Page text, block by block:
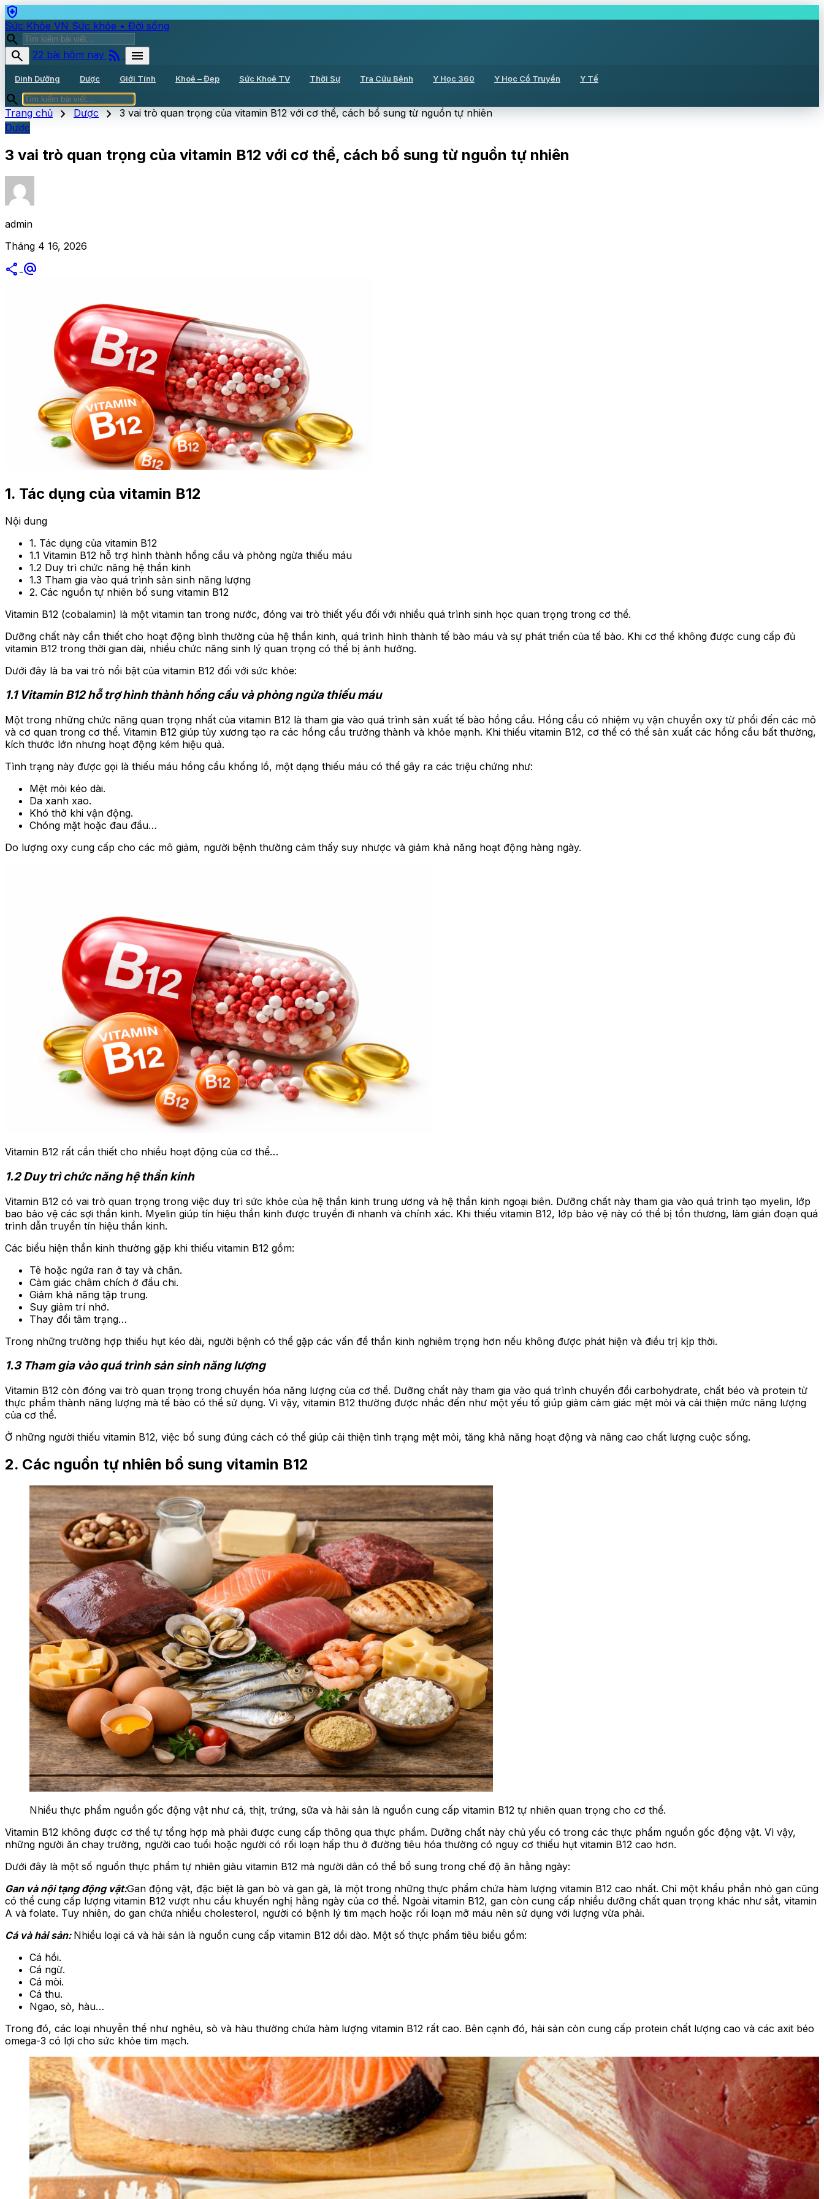
health_and_safety
Sức Khỏe VN Sức khỏe • Đời sống
search
search
22 bài hôm nay rss_feed menu
Dinh Dưỡng Dược Giới Tính Khoẻ – Đẹp Sức Khoẻ TV Thời Sự Tra Cứu Bệnh Y Học 360 Y Học Cổ Truyền Y Tế
search
Trang chủ chevron_right Dược chevron_right 3 vai trò quan trọng của vitamin B12 với cơ thể, cách bổ sung từ nguồn tự nhiên
Dược
3 vai trò quan trọng của vitamin B12 với cơ thể, cách bổ sung từ nguồn tự nhiên
admin
Tháng 4 16, 2026
share alternate_email
1. Tác dụng của vitamin B12
Nội dung
1. Tác dụng của vitamin B12
1.1 Vitamin B12 hỗ trợ hình thành hồng cầu và phòng ngừa thiếu máu
1.2 Duy trì chức năng hệ thần kinh
1.3 Tham gia vào quá trình sản sinh năng lượng
2. Các nguồn tự nhiên bổ sung vitamin B12
Vitamin B12 (cobalamin) là một vitamin tan trong nước, đóng vai trò thiết yếu đối với nhiều quá trình sinh học quan trọng trong cơ thể.
Dưỡng chất này cần thiết cho hoạt động bình thường của hệ thần kinh, quá trình hình thành tế bào máu và sự phát triển của tế bào. Khi cơ thể không được cung cấp đủ
vitamin B12 trong thời gian dài, nhiều chức năng sinh lý quan trọng có thể bị ảnh hưởng.
Dưới đây là ba vai trò nổi bật của vitamin B12 đối với sức khỏe:
1.1 Vitamin B12 hỗ trợ hình thành hồng cầu và phòng ngừa thiếu máu
Một trong những chức năng quan trọng nhất của vitamin B12 là tham gia vào quá trình sản xuất tế bào hồng cầu. Hồng cầu có nhiệm vụ vận chuyển oxy từ phổi đến các mô
và cơ quan trong cơ thể. Vitamin B12 giúp tủy xương tạo ra các hồng cầu trưởng thành và khỏe mạnh. Khi thiếu vitamin B12, cơ thể có thể sản xuất các hồng cầu bất thường,
kích thước lớn nhưng hoạt động kém hiệu quả.
Tình trạng này được gọi là thiếu máu hồng cầu khổng lồ, một dạng thiếu máu có thể gây ra các triệu chứng như:
Mệt mỏi kéo dài.
Da xanh xao.
Khó thở khi vận động.
Chóng mặt hoặc đau đầu…
Do lượng oxy cung cấp cho các mô giảm, người bệnh thường cảm thấy suy nhược và giảm khả năng hoạt động hàng ngày.
Vitamin B12 rất cần thiết cho nhiều hoạt động của cơ thể…
1.2 Duy trì chức năng hệ thần kinh
Vitamin B12 có vai trò quan trọng trong việc duy trì sức khỏe của hệ thần kinh trung ương và hệ thần kinh ngoại biên. Dưỡng chất này tham gia vào quá trình tạo myelin, lớp
bao bảo vệ các sợi thần kinh. Myelin giúp tín hiệu thần kinh được truyền đi nhanh và chính xác. Khi thiếu vitamin B12, lớp bảo vệ này có thể bị tổn thương, làm gián đoạn quá
trình dẫn truyền tín hiệu thần kinh.
Các biểu hiện thần kinh thường gặp khi thiếu vitamin B12 gồm:
Tê hoặc ngứa ran ở tay và chân.
Cảm giác châm chích ở đầu chi.
Giảm khả năng tập trung.
Suy giảm trí nhớ.
Thay đổi tâm trạng…
Trong những trường hợp thiếu hụt kéo dài, người bệnh có thể gặp các vấn đề thần kinh nghiêm trọng hơn nếu không được phát hiện và điều trị kịp thời.
1.3 Tham gia vào quá trình sản sinh năng lượng
Vitamin B12 còn đóng vai trò quan trọng trong chuyển hóa năng lượng của cơ thể. Dưỡng chất này tham gia vào quá trình chuyển đổi carbohydrate, chất béo và protein từ
thực phẩm thành năng lượng mà tế bào có thể sử dụng. Vì vậy, vitamin B12 thường được nhắc đến như một yếu tố giúp giảm cảm giác mệt mỏi và cải thiện mức năng lượng
của cơ thể.
Ở những người thiếu vitamin B12, việc bổ sung đúng cách có thể giúp cải thiện tình trạng mệt mỏi, tăng khả năng hoạt động và nâng cao chất lượng cuộc sống.
2. Các nguồn tự nhiên bổ sung vitamin B12
Nhiều thực phẩm nguồn gốc động vật như cá, thịt, trứng, sữa và hải sản là nguồn cung cấp vitamin B12 tự nhiên quan trọng cho cơ thể.
Vitamin B12 không được cơ thể tự tổng hợp mà phải được cung cấp thông qua thực phẩm. Dưỡng chất này chủ yếu có trong các thực phẩm nguồn gốc động vật. Vì vậy,
những người ăn chay trường, người cao tuổi hoặc người có rối loạn hấp thu ở đường tiêu hóa thường có nguy cơ thiếu hụt vitamin B12 cao hơn.
Dưới đây là một số nguồn thực phẩm tự nhiên giàu vitamin B12 mà người dân có thể bổ sung trong chế độ ăn hằng ngày:
Gan và nội tạng động vật:Gan động vật, đặc biệt là gan bò và gan gà, là một trong những thực phẩm chứa hàm lượng vitamin B12 cao nhất. Chỉ một khẩu phần nhỏ gan cũng
có thể cung cấp lượng vitamin B12 vượt nhu cầu khuyến nghị hằng ngày của cơ thể. Ngoài vitamin B12, gan còn cung cấp nhiều dưỡng chất quan trọng khác như sắt, vitamin
A và folate. Tuy nhiên, do gan chứa nhiều cholesterol, người có bệnh lý tim mạch hoặc rối loạn mỡ máu nên sử dụng với lượng vừa phải.
Cá và hải sản: Nhiều loại cá và hải sản là nguồn cung cấp vitamin B12 dồi dào. Một số thực phẩm tiêu biểu gồm:
Cá hồi.
Cá ngừ.
Cá mòi.
Cá thu.
Ngao, sò, hàu…
Trong đó, các loại nhuyễn thể như nghêu, sò và hàu thường chứa hàm lượng vitamin B12 rất cao. Bên cạnh đó, hải sản còn cung cấp protein chất lượng cao và các axit béo
omega-3 có lợi cho sức khỏe tim mạch.